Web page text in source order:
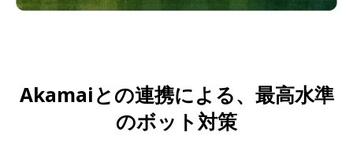
Akamaiとの連携による、最高水準
のボット対策